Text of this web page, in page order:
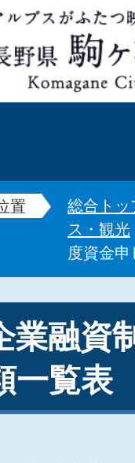
置 総合トッ
ス・観光
度資金
業融資
一覧表